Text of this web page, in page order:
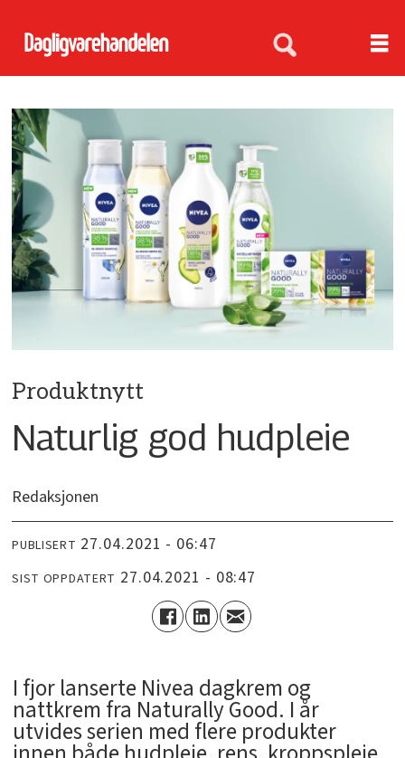
Produktnytt
Naturlig god hudpleie
Redaksjonen
PUBLISERT 27.04.2021 - 06:47
SIST OPPDATERT 27.04.2021 - 08:47
I fjor lanserte Nivea dagkrem og
nattkrem fra Naturally Good. I år
utvides serien med flere produkter